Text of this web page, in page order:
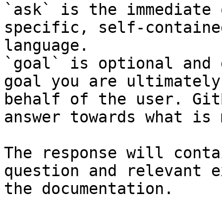
`ask` is the
specific, self-
language.
`goal` is optional and
goal you are
behalf of the user.
answer towards what
The response will
question and relevant
the documentation.